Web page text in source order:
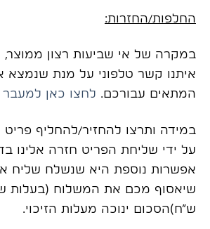
החלפות/החזרות:
במקרה של אי שביעות רצון
איתנו קשר טלפוני על מנת שנמצא
המתאים עבורכם. לחצו כאן
במידה ותרצו להחזיר/להחליף פריט
על ידי שליחת הפריט חזרה אלינו
אפשרות נוספת היא שנשלח שליח
ש”ח)הסכום ינוכה מעלות הזיכוי.